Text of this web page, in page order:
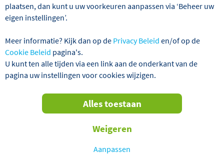
plaatsen, dan kunt u uw voorkeuren aanpassen via ‘Beheer uw
eigen instellingen’.
Meer informatie? Kijk dan op de Privacy Beleid en/of op de
Cookie Beleid pagina's.
U kunt ten alle tijden via een link aan de onderkant van de
pagina uw instellingen voor cookies wijzigen.
Aanpassen
Weigeren
Alles toestaan